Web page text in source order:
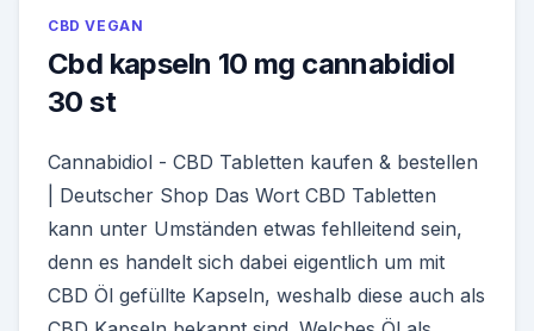
CBD VEGAN
Cbd kapseln 10 mg cannabidiol
30 st
Cannabidiol - CBD Tabletten kaufen & bestellen
| Deutscher Shop Das Wort CBD Tabletten
kann unter Umständen etwas fehlleitend sein,
denn es handelt sich dabei eigentlich um mit
CBD Öl gefüllte Kapseln, weshalb diese auch als